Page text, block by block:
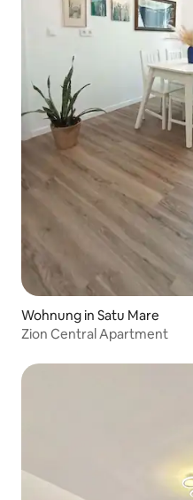
Wohnung in Satu Mare
Zion Central Apartment